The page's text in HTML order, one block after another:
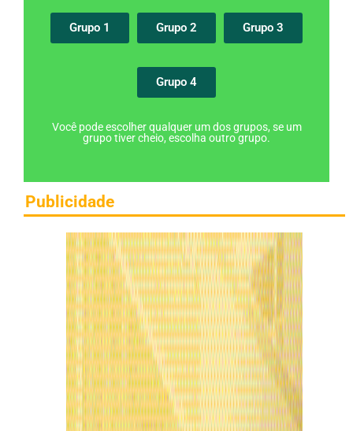
Grupo 1 Grupo 2 Grupo 3
Grupo 4
Você pode escolher qualquer um dos grupos, se um
grupo tiver cheio, escolha outro grupo.
Publicidade